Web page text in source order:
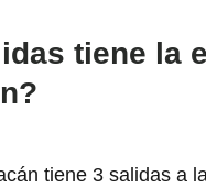
tiene la
tiene 3 salidas a